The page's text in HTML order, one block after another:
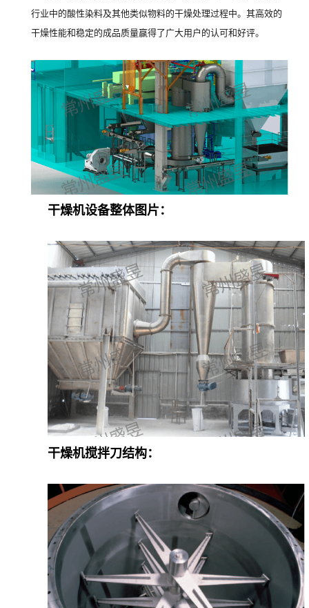
行业中的酸性染料及其他类似物料的干燥处理过程中。其高效的
干燥性能和稳定的成品质量赢得了广大用户的认可和好评。
干燥机设备整体图片：
干燥机搅拌刀结构：